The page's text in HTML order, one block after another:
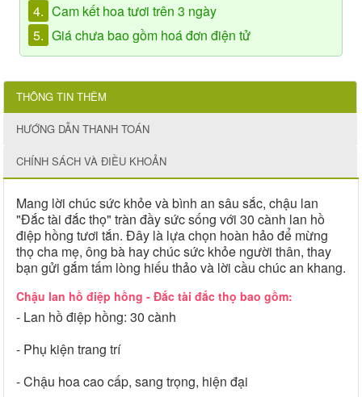
4. Cam kết hoa tươi trên 3 ngày
5. Giá chưa bao gồm hoá đơn điện tử
THÔNG TIN THÊM
HƯỚNG DẪN THANH TOÁN
CHÍNH SÁCH VÀ ĐIỀU KHOẢN
Mang lời chúc sức khỏe và bình an sâu sắc, chậu lan
"Đắc tài đắc thọ" tràn đầy sức sống với 30 cành lan hồ
điệp hồng tươi tắn. Đây là lựa chọn hoàn hảo để mừng
thọ cha mẹ, ông bà hay chúc sức khỏe người thân, thay
bạn gửi gắm tấm lòng hiếu thảo và lời cầu chúc an khang.
Chậu lan hồ điệp hồng - Đắc tài đắc thọ bao gồm:
- Lan hồ điệp hồng: 30 cành
- Phụ kiện trang trí
- Chậu hoa cao cấp, sang trọng, hiện đại